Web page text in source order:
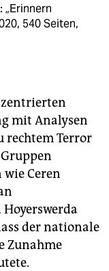
„Erinnern
540 Seiten,
mit Analysen
rechtem Terror
Ceren
der nationale
Zunahme